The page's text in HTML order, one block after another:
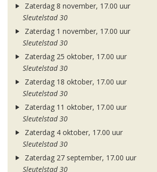
Zaterdag 8 november, 17.00 uur
Sleutelstad 30
Zaterdag 1 november, 17.00 uur
Sleutelstad 30
Zaterdag 25 oktober, 17.00 uur
Sleutelstad 30
Zaterdag 18 oktober, 17.00 uur
Sleutelstad 30
Zaterdag 11 oktober, 17.00 uur
Sleutelstad 30
Zaterdag 4 oktober, 17.00 uur
Sleutelstad 30
Zaterdag 27 september, 17.00 uur
Sleutelstad 30